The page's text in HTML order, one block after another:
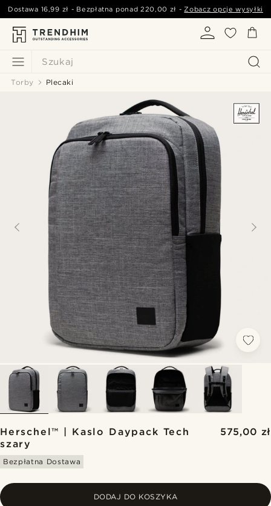
Szukaj
Dostawa 16,99 zł - Bezpłatna ponad220,00 zł -Zobacz opcje wysyłki
Torby Plecaki
Herschel™ | Kaslo Daypack Tech
szary
575,00 zł
Bezpłatna Dostawa
DODAJ DO KOSZYKA